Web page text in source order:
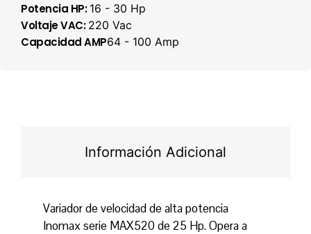
Potencia HP: 16 - 30 Hp
Voltaje VAC: 220 Vac
Capacidad AMP64 - 100 Amp
Información Adicional
Variador de velocidad de alta potencia
Inomax serie MAX520 de 25 Hp. Opera a